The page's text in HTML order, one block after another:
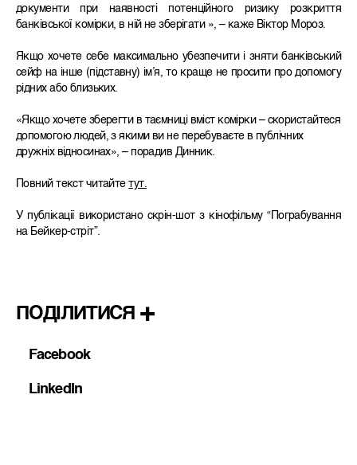
документи при наявності потенційного ризику розкриття
банківської комірки, в ній не зберігати », – каже Віктор Мороз.
Якщо хочете себе максимально убезпечити і зняти банківський
сейф на інше (підставну) ім’я, то краще не просити про допомогу
рідних або близьких.
«Якщо хочете зберегти в таємниці вміст комірки – скористайтеся
допомогою людей, з якими ви не перебуваєте в публічних
дружніх відносинах», – порадив Динник.
Повний текст читайтетут.
У публікації використано скрін-шот з кінофільму “Пограбування
на Бейкер-стріт”.
ПОДІЛИТИСЯ
Facebook
LinkedIn